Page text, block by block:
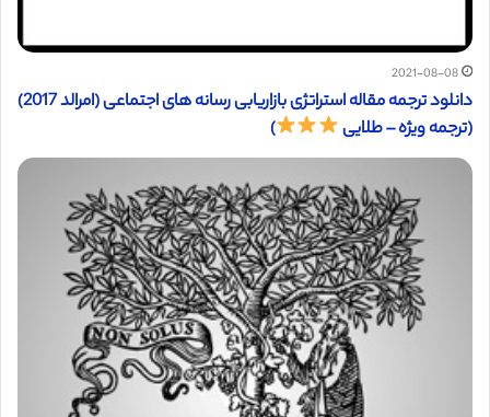
2021-08-08
دانلود ترجمه مقاله استراتژی بازاریابی رسانه های اجتماعی (امرالد 2017)
(ترجمه ویژه – طلایی
)